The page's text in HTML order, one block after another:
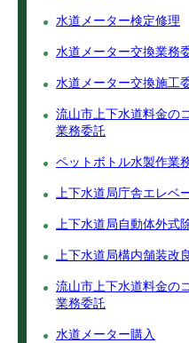
水道メーター検定修理
水道メーター交換業務
水道メーター交換施工
流山市上下水道料金の
業務委託
ペットボトル水製作業
上下水道局庁舎エレベ
上下水道局自動体外式
上下水道局構内舗装改
流山市上下水道料金の
業務委託
水道メーター購入